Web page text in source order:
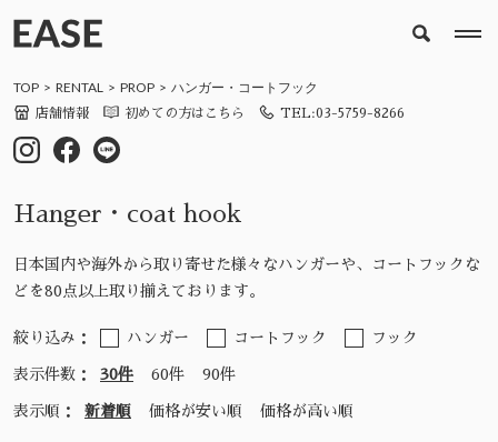
TOP RENTAL PROP ハンガー・コートフック
店舗情報 初めての方はこちら TEL:03-5759-8266
Hanger・coat hook
日本国内や海外から取り寄せた様々なハンガーや、コートフックな
どを80点以上取り揃えております。
絞り込み： ハンガー コートフック フック
表示件数： 30件 60件 90件
表示順： 新着順 価格が安い順 価格が高い順